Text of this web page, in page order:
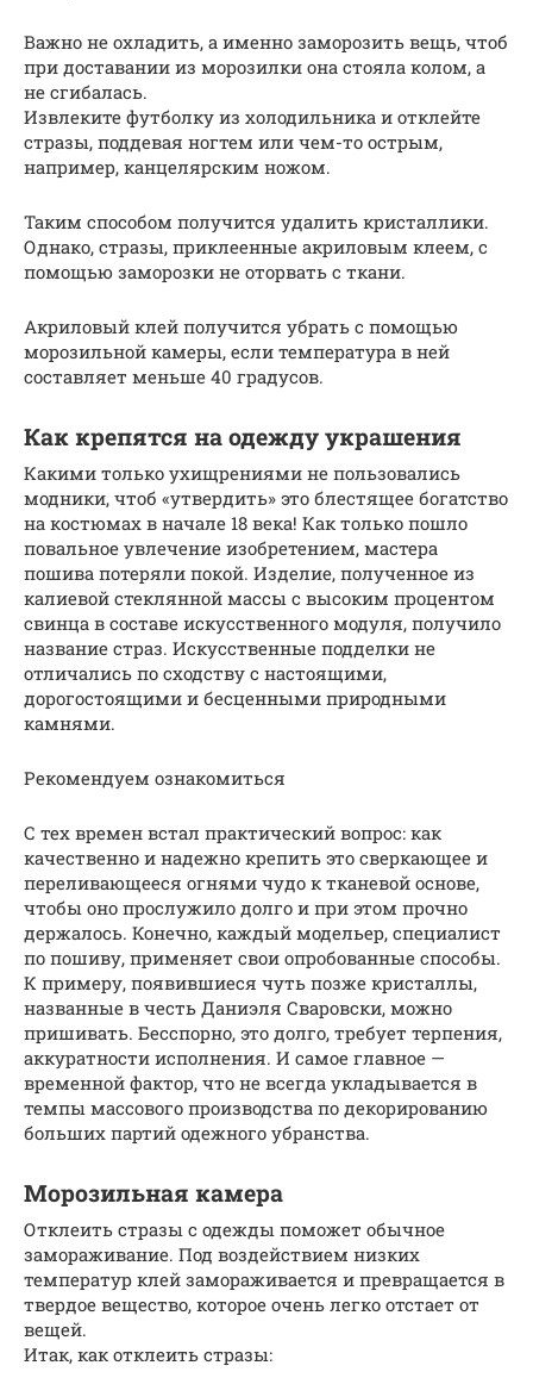
Важно не охладить, а именно заморозить вещь, чтоб
при доставании из морозилки она стояла колом, а
не сгибалась.
Извлеките футболку из холодильника и отклейте
стразы, поддевая ногтем или чем-то острым,
например, канцелярским ножом.
Таким способом получится удалить кристаллики.
Однако, стразы, приклеенные акриловым клеем, с
помощью заморозки не оторвать с ткани.
Акриловый клей получится убрать с помощью
морозильной камеры, если температура в ней
составляет меньше 40 градусов.
Как крепятся на одежду украшения
Какими только ухищрениями не пользовались
модники, чтоб «утвердить» это блестящее богатство
на костюмах в начале 18 века! Как только пошло
повальное увлечение изобретением, мастера
пошива потеряли покой. Изделие, полученное из
калиевой стеклянной массы с высоким процентом
свинца в составе искусственного модуля, получило
название страз. Искусственные подделки не
отличались по сходству с настоящими,
дорогостоящими и бесценными природными
камнями.
Рекомендуем ознакомиться
С тех времен встал практический вопрос: как
качественно и надежно крепить это сверкающее и
переливающееся огнями чудо к тканевой основе,
чтобы оно прослужило долго и при этом прочно
держалось. Конечно, каждый модельер, специалист
по пошиву, применяет свои опробованные способы.
К примеру, появившиеся чуть позже кристаллы,
названные в честь Даниэля Сваровски, можно
пришивать. Бесспорно, это долго, требует терпения,
аккуратности исполнения. И самое главное —
временной фактор, что не всегда укладывается в
темпы массового производства по декорированию
больших партий одежного убранства.
Морозильная камера
Отклеить стразы с одежды поможет обычное
замораживание. Под воздействием низких
температур клей замораживается и превращается в
твердое вещество, которое очень легко отстает от
вещей.
Итак, как отклеить стразы: